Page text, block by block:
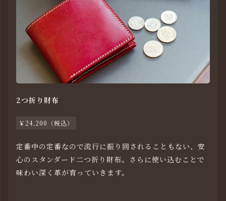
2つ折り財布
￥24,200（税込）
定番中の定番なので流行に振り回されることもない、安
心のスタンダード二つ折り財布。さらに使い込むことで
味わい深く革が育っていきます。